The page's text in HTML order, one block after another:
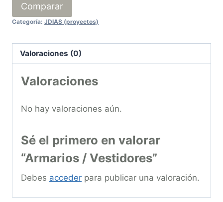
Comparar
Categoría: JDIAS (proyectos)
Valoraciones (0)
Valoraciones
No hay valoraciones aún.
Sé el primero en valorar
“Armarios / Vestidores”
Debes acceder para publicar una valoración.